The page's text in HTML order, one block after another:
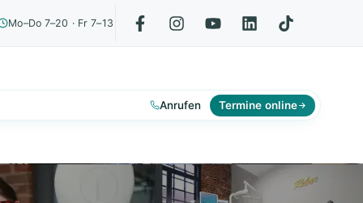
Mo–Do 7–20 · Fr 7–13
Anrufen Termine online